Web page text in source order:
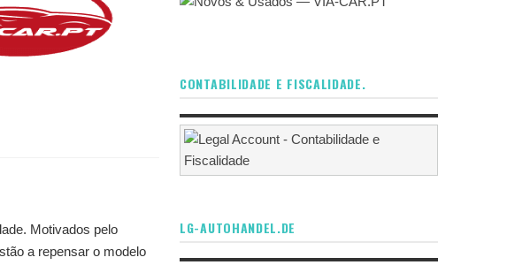
Motivados pelo
a repensar o modelo
CONTABILIDADE E FISCALIDADE.
LG-AUTOHANDEL.DE